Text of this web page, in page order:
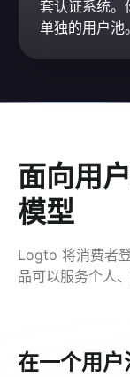
套认证系统。
单独的用户池。
面向用
模型
Logto 将消费者
品可以服务个人
在一个用